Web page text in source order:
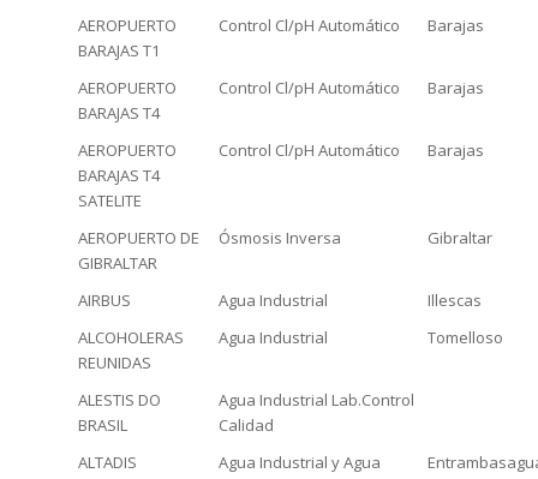
AEROPUERTO
BARAJAS T1
Control Cl/pH Automático Barajas
AEROPUERTO
BARAJAS T4
Control Cl/pH Automático Barajas
AEROPUERTO
BARAJAS T4
SATELITE
Control Cl/pH Automático Barajas
AEROPUERTO DE
GIBRALTAR
Ósmosis Inversa Gibraltar
AIRBUS Agua Industrial
Illescas
ALCOHOLERAS
REUNIDAS
Agua Industrial Tomelloso
ALESTIS DO
BRASIL
Agua Industrial Lab.Control
Calidad
ALTADIS
Agua Industrial y Agua